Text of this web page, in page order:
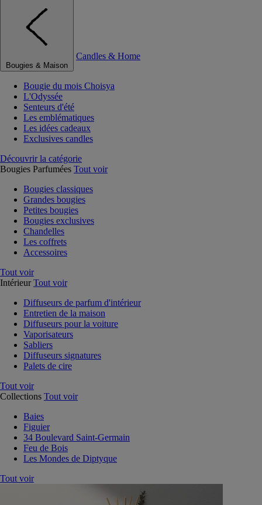
Bougies & Maison
Candles & Home
Bougie du mois Choisya
L'Odyssée
Senteurs d'été
Les emblématiques
Les idées cadeaux
Exclusives candles
Découvrir la catégorie
Bougies Parfumées Tout voir
Bougies classiques
Grandes bougies
Petites bougies
Bougies exclusives
Chandelles
Les coffrets
Accessoires
Tout voir
Intérieur Tout voir
Diffuseurs de parfum d'intérieur
Entretien de la maison
Diffuseurs pour la voiture
Vaporisateurs
Sabliers
Diffuseurs signatures
Palets de cire
Tout voir
Collections Tout voir
Baies
Figuier
34 Boulevard Saint-Germain
Feu de Bois
Les Mondes de Diptyque
Tout voir